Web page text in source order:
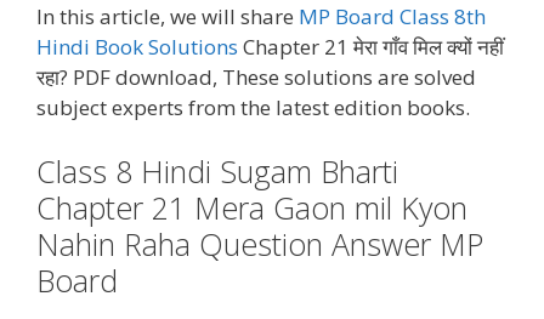
In this article, we will share MP Board Class 8th
Hindi Book Solutions Chapter 21 मेरा गाँव मिल क्यों नहीं
रहा? PDF download, These solutions are solved
subject experts from the latest edition books.
Class 8 Hindi Sugam Bharti
Chapter 21 Mera Gaon mil Kyon
Nahin Raha Question Answer MP
Board